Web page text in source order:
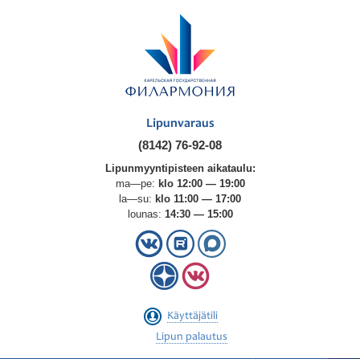
Lipunvaraus
(8142) 76-92-08
Lipunmyyntipisteen aikataulu:
ma—pe: klo 12:00 — 19:00
la—su: klo 11:00 — 17:00
lounas: 14:30 — 15:00
Käyttäjätili
Lipun palautus